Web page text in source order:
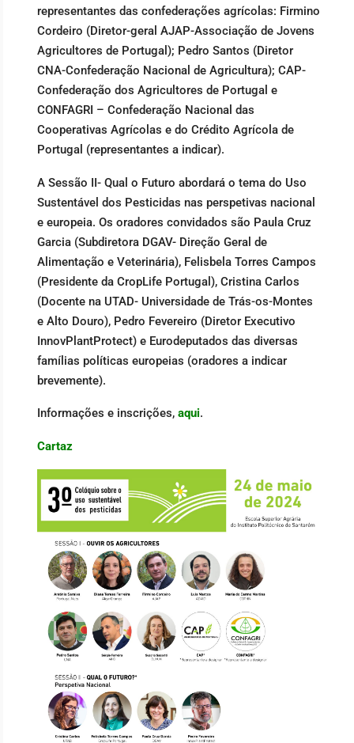
representantes das confederações agrícolas: Firmino
Cordeiro (Diretor-geral AJAP-Associação de Jovens
Agricultores de Portugal); Pedro Santos (Diretor
CNA-Confederação Nacional de Agricultura); CAP-
Confederação dos Agricultores de Portugal e
CONFAGRI – Confederação Nacional das
Cooperativas Agrícolas e do Crédito Agrícola de
Portugal (representantes a indicar).
A Sessão II- Qual o Futuro abordará o tema do Uso
Sustentável dos Pesticidas nas perspetivas nacional
e europeia. Os oradores convidados são Paula Cruz
Garcia (Subdiretora DGAV- Direção Geral de
Alimentação e Veterinária), Felisbela Torres Campos
(Presidente da CropLife Portugal), Cristina Carlos
(Docente na UTAD- Universidade de Trás-os-Montes
e Alto Douro), Pedro Fevereiro (Diretor Executivo
InnovPlantProtect) e Eurodeputados das diversas
famílias políticas europeias (oradores a indicar
brevemente).
Informações e inscrições, aqui.
Cartaz